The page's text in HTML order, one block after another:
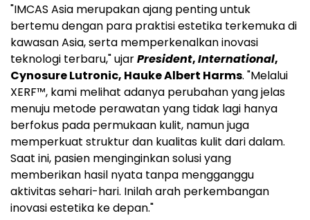
"IMCAS Asia merupakan ajang penting untuk
bertemu dengan para praktisi estetika terkemuka di
kawasan Asia, serta memperkenalkan inovasi
teknologi terbaru," ujarPresident,International,
Cynosure Lutronic, Hauke Albert Harms. "Melalui
XERF™, kami melihat adanya perubahan yang jelas
menuju metode perawatan yang tidak lagi hanya
berfokus pada permukaan kulit, namun juga
memperkuat struktur dan kualitas kulit dari dalam.
Saat ini, pasien menginginkan solusi yang
memberikan hasil nyata tanpa mengganggu
aktivitas sehari-hari. Inilah arah perkembangan
inovasi estetika ke depan."